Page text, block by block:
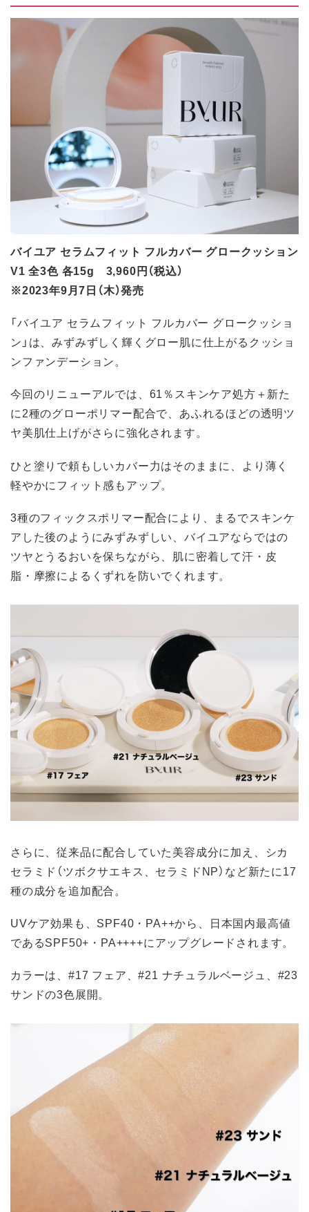
バイユア セラムフィット フルカバー グロークッション
V1 全3色 各15g 3,960円（税込）
※2023年9月7日（木）発売
「バイユア セラムフィット フルカバー グロークッショ
ン」は、みずみずしく輝くグロー肌に仕上がるクッショ
ンファンデーション。
今回のリニューアルでは、61％スキンケア処方＋新た
に2種のグローポリマー配合で、あふれるほどの透明ツ
ヤ美肌仕上げがさらに強化されます。
ひと塗りで頼もしいカバー力はそのままに、より薄く
軽やかにフィット感もアップ。
3種のフィックスポリマー配合により、まるでスキンケ
アした後のようにみずみずしい、バイユアならではの
ツヤとうるおいを保ちながら、肌に密着して汗・皮
脂・摩擦によるくずれを防いでくれます。
さらに、従来品に配合していた美容成分に加え、シカ
セラミド（ツボクサエキス、セラミドNP）など新たに17
種の成分を追加配合。
UVケア効果も、SPF40・PA++から、日本国内最高値
であるSPF50+・PA++++にアップグレードされます。
カラーは、#17 フェア、#21 ナチュラルベージュ、#23
サンドの3色展開。